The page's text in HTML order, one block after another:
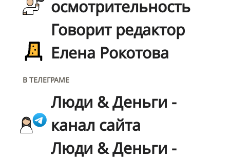
осмотрительность
Говорит редактор
Елена Рокотова
В ТЕЛЕГРАМЕ
Люди & Деньги -
канал сайта
Люди & Деньги -